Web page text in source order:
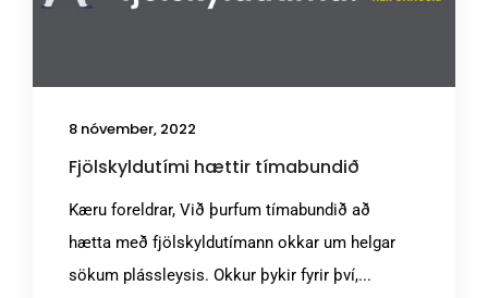
8 nóvember, 2022
Fjölskyldutími hættir tímabundið
Kæru foreldrar, Við þurfum tímabundið að
hætta með fjölskyldutímann okkar um helgar
sökum plássleysis. Okkur þykir fyrir því,...